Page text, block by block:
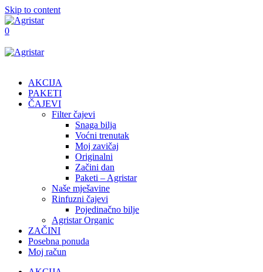
Skip to content
0
AKCIJA
PAKETI
ČAJEVI
Filter čajevi
Snaga bilja
Voćni trenutak
Moj zavičaj
Originalni
Začini dan
Paketi – Agristar
Naše mješavine
Rinfuzni čajevi
Pojedinačno bilje
Agristar Organic
ZAČINI
Posebna ponuda
Moj račun